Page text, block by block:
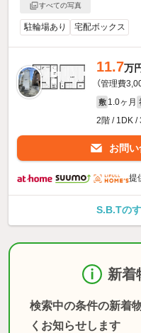
すべての写真
駐輪場あり 宅配ボックス
11.7万
（管理費
敷 1.0ヶ月
2階 / 1DK /
お問
提
S.B.Tの
新着
検索中の条件の新着
くお知らせします